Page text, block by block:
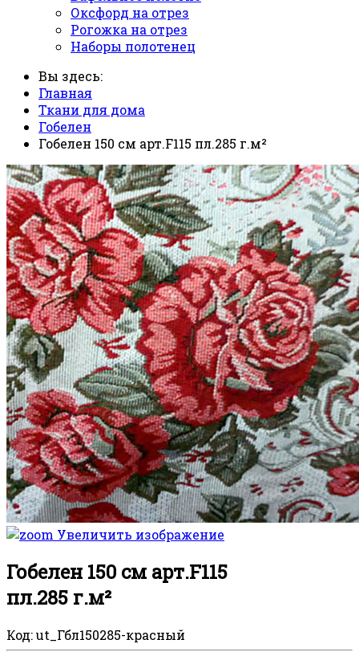
Оксфорд на отрез
Рогожка на отрез
Наборы полотенец
Вы здесь:
Главная
Ткани для дома
Гобелен
Гобелен 150 см арт.F115 пл.285 г.м²
Увеличить изображение
Гобелен 150 см арт.F115
пл.285 г.м²
Код:ut_Гбл150285-красный